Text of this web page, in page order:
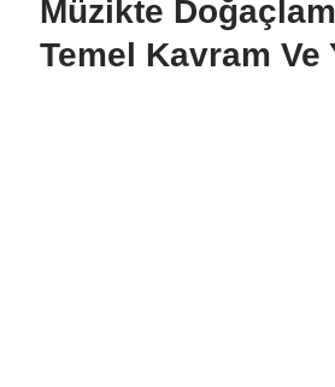
Mixing Ve Mastering Farkı: Ses Prodüksiyon
Müzikte
Temel Kavram Ve